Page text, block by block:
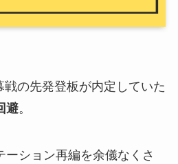
の先発登板が内定していた
避。
ーション再編を余儀なくさ